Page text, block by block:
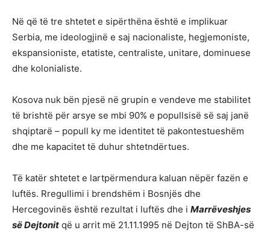
Në që të tre shtetet e sipërthëna është e implikuar
Serbia, me ideologjinë e saj nacionaliste, hegjemoniste,
ekspansioniste, etatiste, centraliste, unitare, dominuese
dhe kolonialiste.
Kosova nuk bën pjesë në grupin e vendeve me stabilitet
të brishtë për arsye se mbi 90% e popullsisë së saj janë
shqiptarë – popull ky me identitet të pakontestueshëm
dhe me kapacitet të duhur shtetndërtues.
Të katër shtetet e lartpërmendura kaluan nëpër fazën e
luftës. Rregullimi i brendshëm i Bosnjës dhe
Hercegovinës është rezultat i luftës dhe i Marrëveshjes
së Dejtonit që u arrit më 21.11.1995 në Dejton të ShBA-së